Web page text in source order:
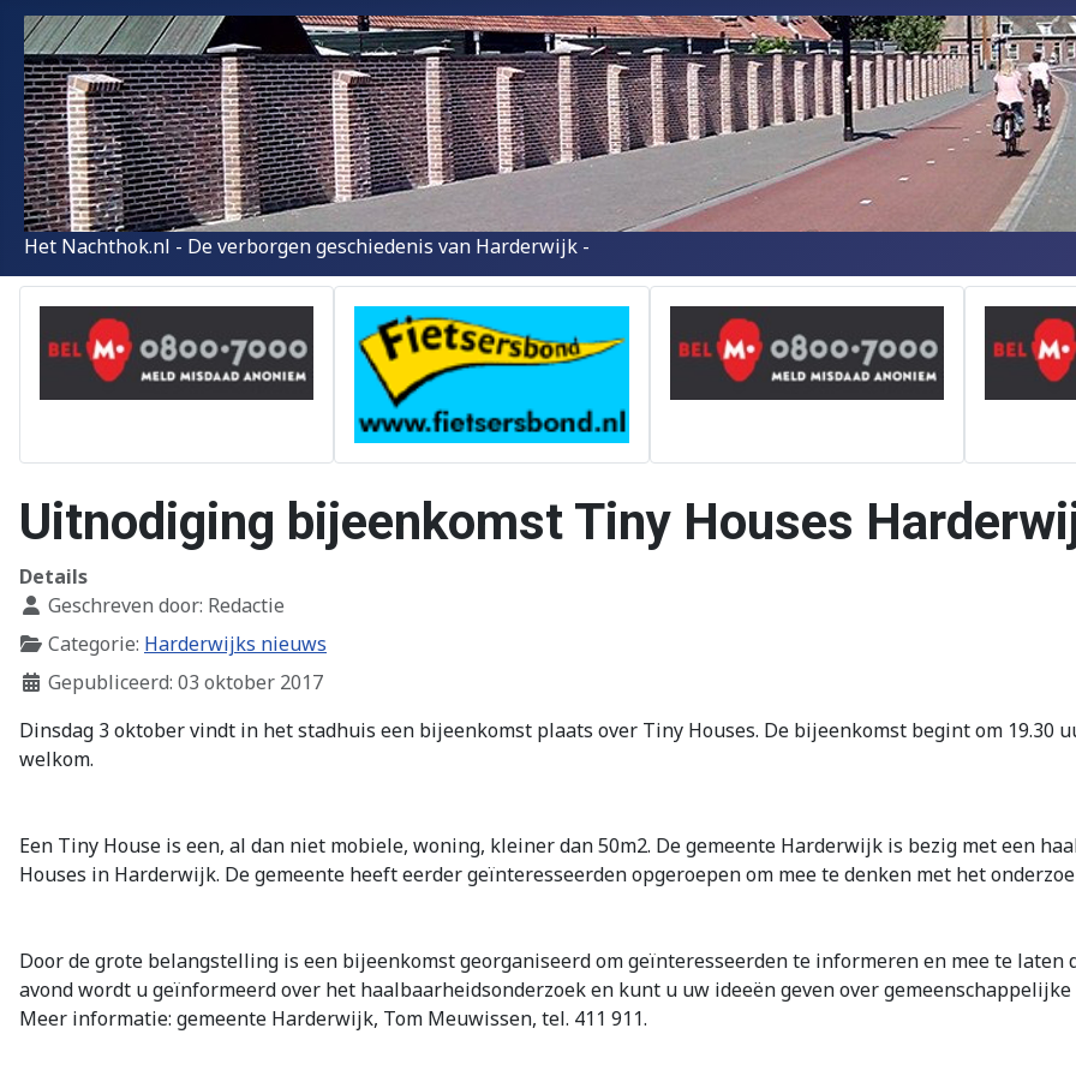
Het Nachthok.nl - De verborgen geschiedenis van Harderwijk -
Uitnodiging bijeenkomst Tiny Houses
Details
Geschreven door: Redactie
Categorie: Harderwijks nieuws
Gepubliceerd: 03 oktober 2017
Dinsdag 3 oktober vindt in het stadhuis een bijeenkomst plaats over Tiny Houses. De bijeenkomst begint om 19.30
welkom.
Een Tiny House is een, al dan niet mobiele, woning, kleiner dan 50m2. De gemeente Harderwijk is bezig met een
Houses in Harderwijk. De gemeente heeft eerder geïnteresseerden opgeroepen om mee te denken met het
Door de grote belangstelling is een bijeenkomst georganiseerd om geïnteresseerden te informeren en mee te
avond wordt u geïnformeerd over het haalbaarheidsonderzoek en kunt u uw ideeën geven over
Meer informatie: gemeente Harderwijk, Tom Meuwissen, tel. 411 911.